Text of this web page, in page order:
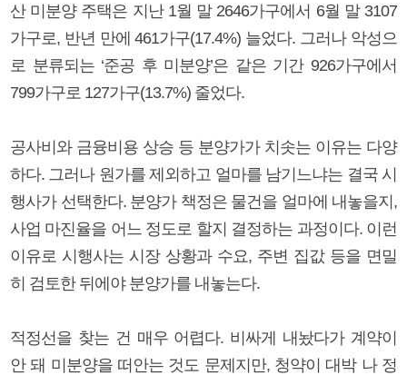
산 미분양 주택은 지난 1월 말 2646가구에서 6월 말 3107
가구로, 반년 만에 461가구(17.4%) 늘었다. 그러나 악성으
로 분류되는 ‘준공 후 미분양’은 같은 기간 926가구에서
799가구로 127가구(13.7%) 줄었다.
공사비와 금융비용 상승 등 분양가가 치솟는 이유는 다양
하다. 그러나 원가를 제외하고 얼마를 남기느냐는 결국 시
행사가 선택한다. 분양가 책정은 물건을 얼마에 내놓을지,
사업 마진율을 어느 정도로 할지 결정하는 과정이다. 이런
이유로 시행사는 시장 상황과 수요, 주변 집값 등을 면밀
히 검토한 뒤에야 분양가를 내놓는다.
적정선을 찾는 건 매우 어렵다. 비싸게 내놨다가 계약이
안 돼 미분양을 떠안는 것도 문제지만, 청약이 대박 나 정